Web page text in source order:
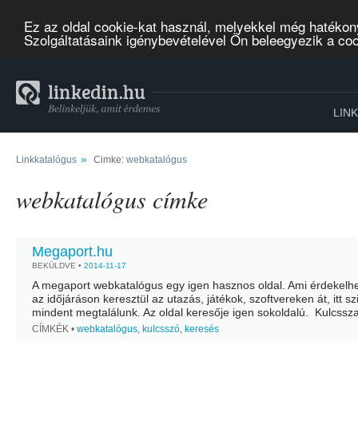
Ez az oldal cookie-kat használ, melyekkel még
Szolgáltatásaink igénybevételével Ön beleegyezik a
Linkkatalógus » Cimke: webkatalógus
webkatalógus címke
Megaport.hu
BEKÜLDVE • 2014-11-17
A megaport webkatalógus egy igen hasznos oldal. Ami
az időjáráson keresztül az utazás, játékok, szoftvereken át, itt
mindent megtalálunk. Az oldal keresője igen sokoldalú.
alapján is kereshetünk kifejezetten olyan tartalmakra amik...
CÍMKÉK • webkatalógus, kulcsszó, keresés